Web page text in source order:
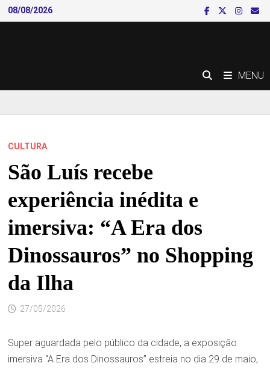
Skip
to
08/08/2026
MENU
CULTURA
São Luís recebe
experiência inédita e
imersiva: “A Era dos
Dinossauros” no Shopping
da Ilha
27/05/2026
Super aguardada pelo público da cidade, a exposição
imersiva “A Era dos Dinossauros” estreia no dia 29 de maio,